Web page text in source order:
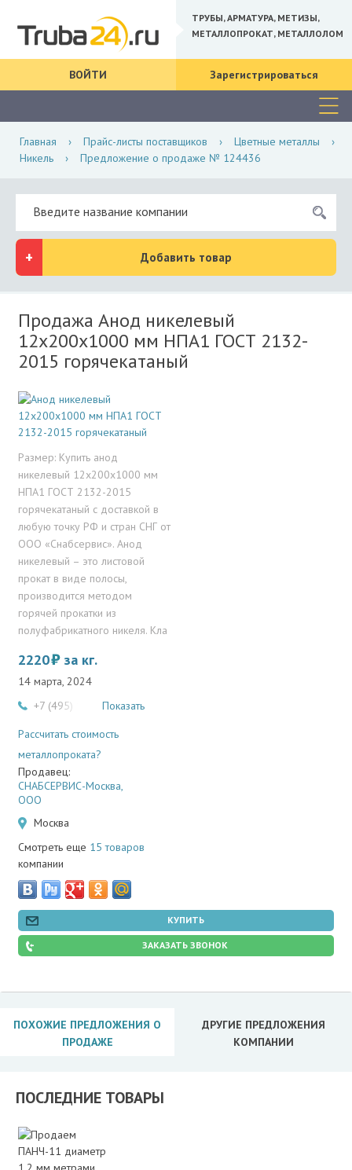
ТРУБЫ, АРМАТУРА, МЕТИЗЫ,
МЕТАЛЛОПРОКАТ, МЕТАЛЛОЛОМ
ВОЙТИ Зарегистрироваться
Главная › Прайс-листы поставщиков › Цветные металлы
›
Никель
› Предложение о продаже № 124436
Добавить товар
Продажа Анод никелевый
12х200х1000 мм НПА1 ГОСТ 2132-
2015 горячекатаный
Размер: Купить анод
никелевый 12х200х1000 мм
НПА1 ГОСТ 2132-2015
горячекатаный с доставкой в
любую точку РФ и стран СНГ от
ООО «Снабсервис». Анод
никелевый – это листовой
прокат в виде полосы,
производится методом
горячей прокатки из
полуфабрикатного никеля. Кла
2220 за кг.
14 марта, 2024
+7 (495) 134-00-91
Показать
Рассчитать стоимость
металлопроката?
Продавец:
СНАБСЕРВИС-Москва,
ООО
Москва
Смотреть еще 15 товаров
компании
КУПИТЬ
ЗАКАЗАТЬ ЗВОНОК
ПОХОЖИЕ ПРЕДЛОЖЕНИЯ О
ПРОДАЖЕ
ДРУГИЕ ПРЕДЛОЖЕНИЯ
КОМПАНИИ
ПОСЛЕДНИЕ ТОВАРЫ